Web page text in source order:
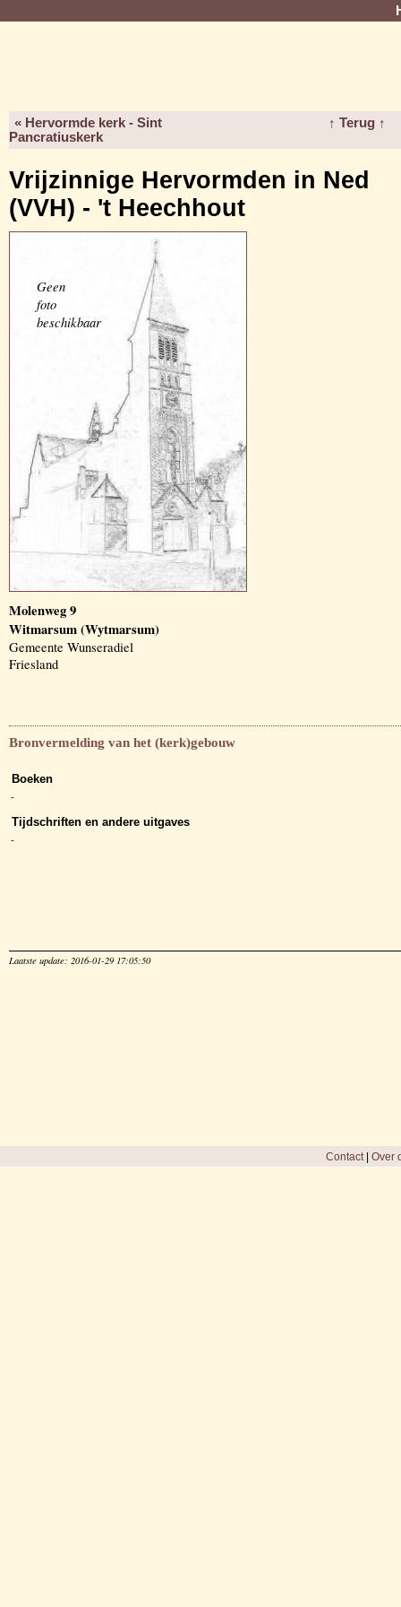
« Hervormde kerk - Sint
Pancratiuskerk
↑ Terug ↑
Vrijzinnige Hervormden in Ned
(VVH) - 't Heechhout
Geen
foto
beschikbaar
Molenweg 9
Witmarsum (Wytmarsum)
Gemeente Wunseradiel
Friesland
Bronvermelding van het (kerk)gebouw
Boeken
-
Tijdschriften en andere uitgaves
-
Laatste update: 2016-01-29 17:05:50
Contact| Over